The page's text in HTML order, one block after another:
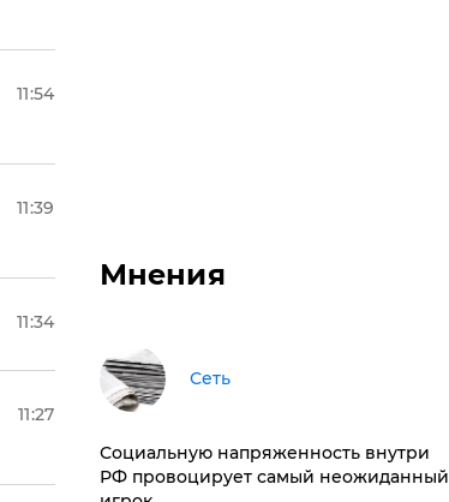
11:54
11:39
11:34
11:27
Мнения
Сеть
Социальную напряженность внутри
РФ провоцирует самый неожиданный